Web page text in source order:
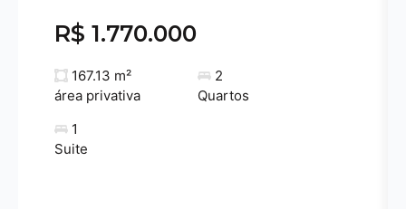
R$ 1.770.000
167.13 m²
área privativa
2
Quartos
1
Suite